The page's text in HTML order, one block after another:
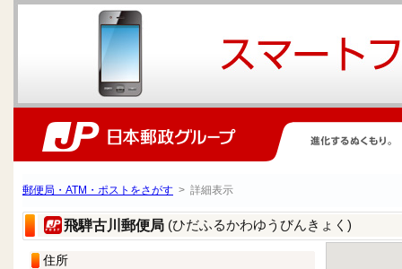
郵便局・ATM・ポストをさがす > 詳細表示
飛騨古川郵便局 (ひだふるかわゆうびんきょく)
住所